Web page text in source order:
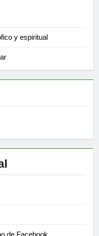
y espiritual
de Facebook